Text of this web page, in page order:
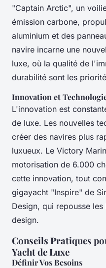
"Captain Arctic", un
émission carbone,
aluminium et des
navire incarne une
luxe, où la qualité de
durabilité sont les
Innovation et
L'innovation est
de luxe. Les nouvelles
créer des navires plus
luxueux. Le Victory
motorisation de 6.000
cette innovation, tout
gigayacht "Inspire" de
Design, qui repousse
design.
Conseils Pratiques
Yacht de Luxe
Définir Vos Besoins